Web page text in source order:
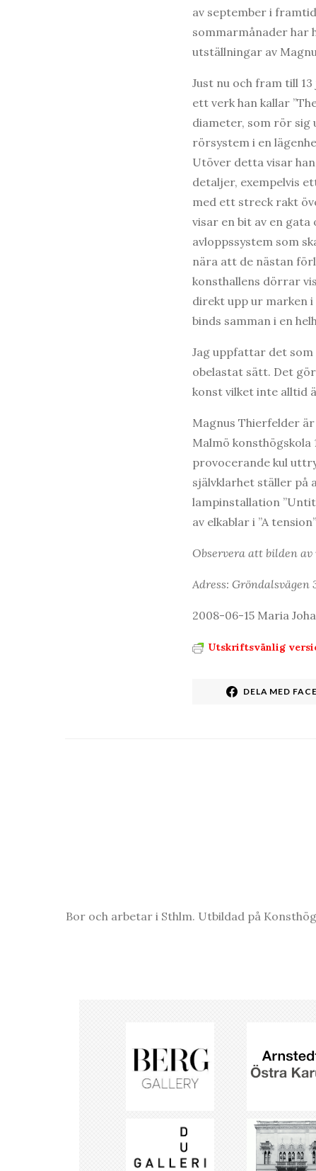
av september i
sommarmånader har
utställningar av
Just nu och fram till
ett verk han kallar
diameter, som rör sig
rörsystem i en
Utöver detta visar
detaljer, exempelvis
med ett streck rakt
visar en bit av en
avloppssystem som
nära att de nästan
konsthallens dörrar
direkt upp ur marken
binds samman i en
Jag uppfattar det
obelastat sätt. Det
konst vilket inte alltid
Magnus Thierfelder
Malmö
provocerande kul
självklarhet ställer på
lampinstallation
av elkablar i ”A
Observera att bilden
Adress: Gröndalsvägen
2008-06-15 Maria
Utskriftsvänlig
DELA MED
Bor och arbetar i Sthlm. Utbildad på